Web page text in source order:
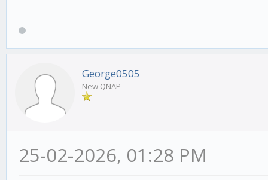
George0505
New QNAP
25-02-2026, 01:28 PM